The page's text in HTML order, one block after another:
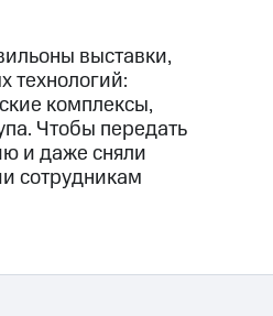
выставки,
технологий:
комплексы,
Чтобы передать
и даже сняли
сотрудникам